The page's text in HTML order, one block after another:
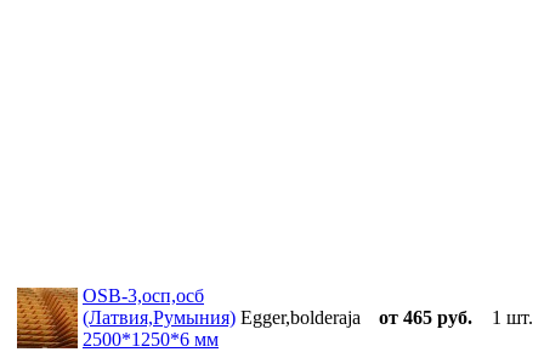
OSB-3,осп,осб
(Латвия,Румыния)
2500*1250*6 мм
Egger,bolderaja от 465 руб. 1 шт.